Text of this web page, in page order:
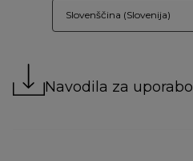
Slovenščina (Slovenija)
Navodila za uporabo